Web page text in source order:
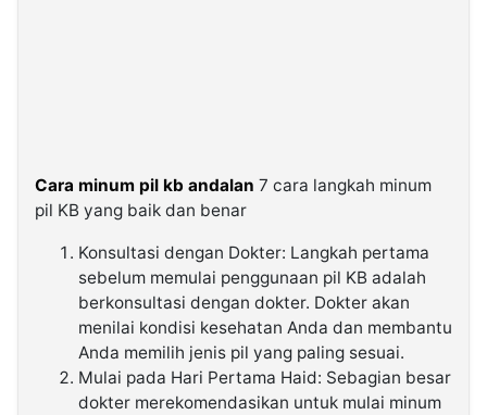
Cara minum pil kb andalan 7 cara langkah minum
pil KB yang baik dan benar
Konsultasi dengan Dokter: Langkah pertama
sebelum memulai penggunaan pil KB adalah
berkonsultasi dengan dokter. Dokter akan
menilai kondisi kesehatan Anda dan membantu
Anda memilih jenis pil yang paling sesuai.
Mulai pada Hari Pertama Haid: Sebagian besar
dokter merekomendasikan untuk mulai minum